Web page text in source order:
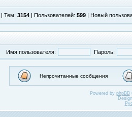
| Тем: 3154 | Пользователей: 599 | Новый
Имя пользователя: Пароль:
Непрочитанные сообщения
Powered by phpBB